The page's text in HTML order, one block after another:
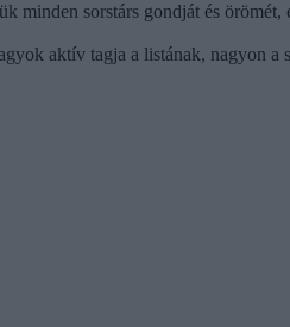
minden sorstárs gondját és örömét,
aktív tagja a listának, nagyon a